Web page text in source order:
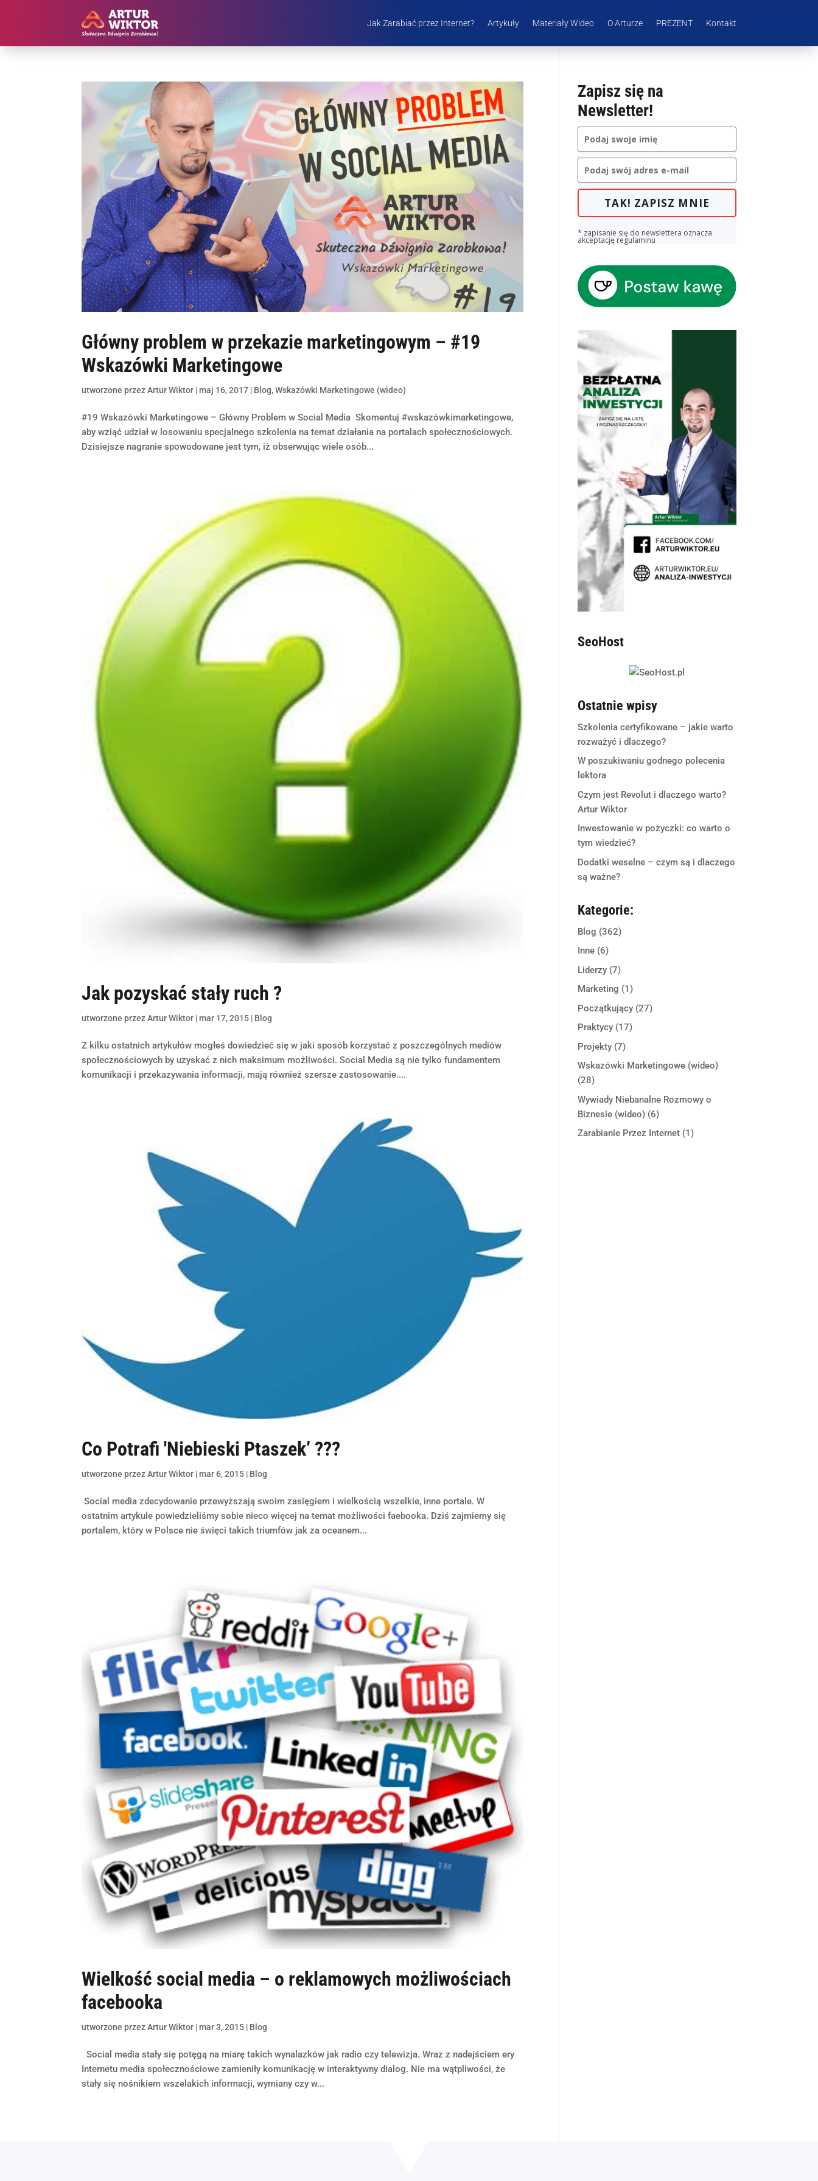
Jak Zarabiać przez Internet? Artykuły Materiały Wideo O Arturze PREZENT Kontakt
Główny problem w przekazie marketingowym – #19
Wskazówki Marketingowe
utworzone przezArtur Wiktor |maj 16, 2017 | Blog,Wskazówki Marketingowe (wideo)
#19 Wskazówki Marketingowe – Główny Problem w Social Media Skomentuj #wskazówkimarketingowe,
aby wziąć udział w losowaniu specjalnego szkolenia na temat działania na portalach społecznościowych.
Dzisiejsze nagranie spowodowane jest tym, iż obserwując wiele osób...
Jak pozyskać stały ruch ?
utworzone przezArtur Wiktor |mar 17, 2015 | Blog
Z kilku ostatnich artykułów mogłeś dowiedzieć się w jaki sposób korzystać z poszczególnych mediów
społecznościowych by uzyskać z nich maksimum możliwości. Social Media są nie tylko fundamentem
komunikacji i przekazywania informacji, mają również szersze zastosowanie....
Co Potrafi 'Niebieski Ptaszek’ ???
utworzone przezArtur Wiktor |mar 6, 2015 | Blog
Social media zdecydowanie przewyższają swoim zasięgiem i wielkością wszelkie, inne portale. W
ostatnim artykule powiedzieliśmy sobie nieco więcej na temat możliwości faebooka. Dziś zajmiemy się
portalem, który w Polsce nie święci takich triumfów jak za oceanem...
Wielkość social media – o reklamowych możliwościach
facebooka
utworzone przezArtur Wiktor |mar 3, 2015 | Blog
Social media stały się potęgą na miarę takich wynalazków jak radio czy telewizja. Wraz z nadejściem ery
Internetu media społecznościowe zamieniły komunikację w interaktywny dialog. Nie ma wątpliwości, że
stały się nośnikiem wszelakich informacji, wymiany czy w...
Zapisz się na
Newsletter!
TAK! ZAPISZ MNIE
* zapisanie się do newslettera oznacza
akceptację regulaminu
SeoHost
Ostatnie wpisy
Szkolenia certyfikowane – jakie warto
rozważyć i dlaczego?
W poszukiwaniu godnego polecenia
lektora
Czym jest Revolut i dlaczego warto?
Artur Wiktor
Inwestowanie w pożyczki: co warto o
tym wiedzieć?
Dodatki weselne – czym są i dlaczego
są ważne?
Kategorie:
Blog (362)
Inne (6)
Liderzy (7)
Marketing (1)
Początkujący (27)
Praktycy (17)
Projekty (7)
Wskazówki Marketingowe (wideo)
(28)
Wywiady Niebanalne Rozmowy o
Biznesie (wideo) (6)
Zarabianie Przez Internet (1)